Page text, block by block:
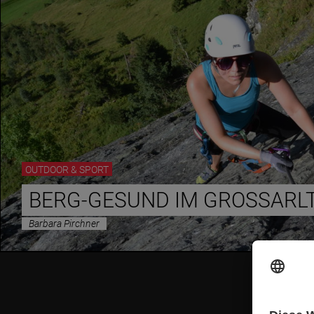
OUTDOOR & SPORT
BERG-GESUND IM
Barbara Pirchner